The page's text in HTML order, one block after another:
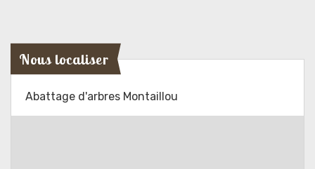
Nous localiser
Abattage d'arbres Montaillou